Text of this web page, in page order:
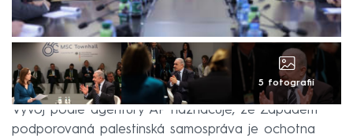
5 fotografií
Vývoj podle agentury AP naznačuje, že Západem
podporovaná palestinská samospráva je ochotna